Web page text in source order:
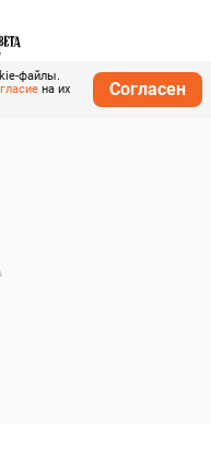
файлы.
на их
Согласен